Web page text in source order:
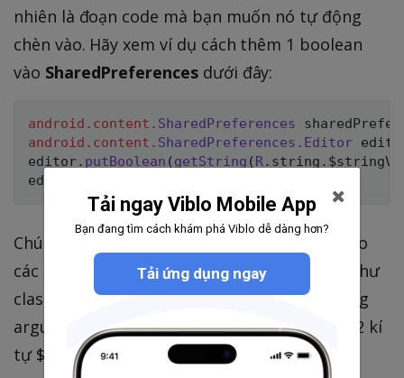
nhiên là đoạn code mà bạn muốn nó tự động
chèn vào. Hãy xem ví dụ cách thêm 1 boolean
vào SharedPreferencesdưới đây:
android . content . SharedPreferences
android . content . SharedPreferences . Editor
editor. putBoolean ( getString ( R. string .
editor
Chú ý là bạn phải thêm đường dẫn đầy đủ cho
các class cần thiết để tránh lỗi xảy ra (ví dụ như
class cùng tên nhưng khác package) và những
argument nào cần thay đổi thì cho vào giữa 2 kí
tự $, như
$stringVal$ chẳng hạn.
Tải ngay Viblo Mobile App
Bạn đang tìm cách khám phá Viblo dễ dàng hơn?
Tải ứng dụng ngay